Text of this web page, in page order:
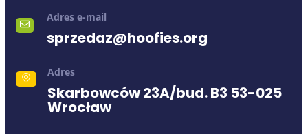
Adres e-mail
sprzedaz@hoofies.org
Adres
Skarbowców 23A/bud. B3 53-025
Wrocław